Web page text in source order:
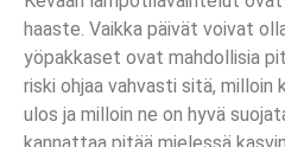
haaste. Vaikka päivät voivat
yöpakkaset ovat mahdollisia
riski ohjaa vahvasti sitä, milloin
ulos ja milloin ne on hyvä